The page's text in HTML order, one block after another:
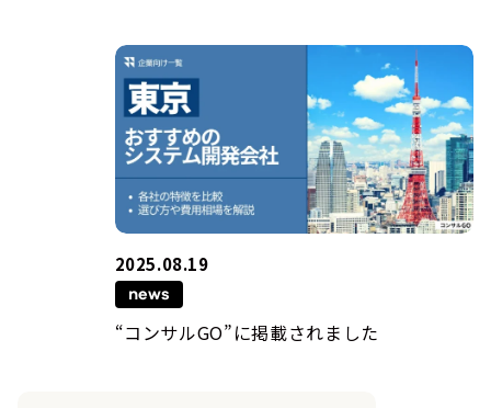
2025.08.19
news
“コンサルGO”に掲載されました